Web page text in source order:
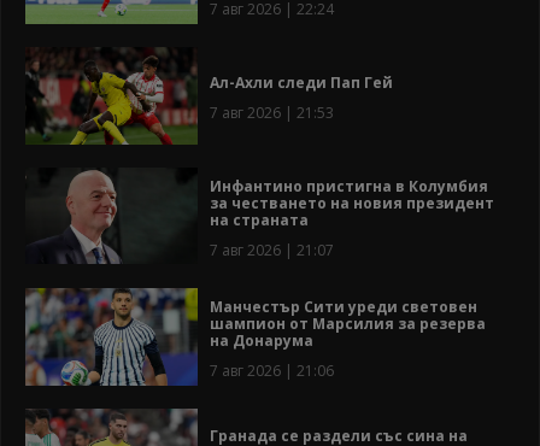
7 авг 2026 | 22:24
Ал-Ахли следи Пап Гей
7 авг 2026 | 21:53
Инфантино пристигна в Колумбия
за честването на новия президент
на страната
7 авг 2026 | 21:07
Манчестър Сити уреди световен
шампион от Марсилия за резерва
на Донарума
7 авг 2026 | 21:06
Гранада се раздели със сина на